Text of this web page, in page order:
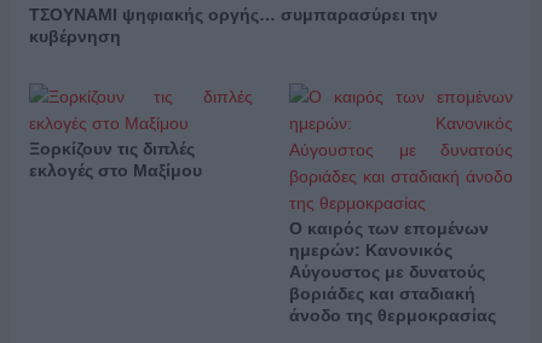
ΤΣΟΥΝΑΜΙ ψηφιακής οργής… συμπαρασύρει την
κυβέρνηση
Ξορκίζουν τις διπλές
εκλογές στο Μαξίμου
Ο καιρός των επομένων
ημερών: Κανονικός
Αύγουστος με δυνατούς
βοριάδες και σταδιακή
άνοδο της θερμοκρασίας